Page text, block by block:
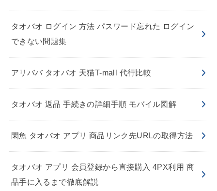
タオバオ ログイン 方法 パスワード忘れた ログイン
できない問題集
アリババ タオバオ 天猫T-mall 代行比較
タオバオ 返品 手続きの詳細手順 モバイル図解
閑魚 タオバオ アプリ 商品リンク先URLの取得方法
タオバオ アプリ 会員登録から直接購入 4PX利用 商
品手に入るまで徹底解説